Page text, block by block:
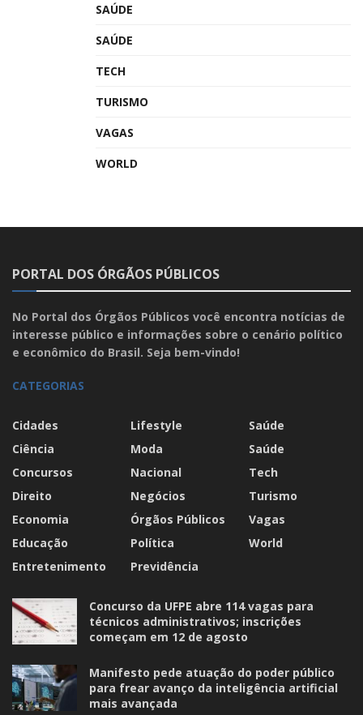
SAÚDE
SAÚDE
TECH
TURISMO
VAGAS
WORLD
PORTAL DOS ÓRGÃOS PÚBLICOS
No Portal dos Órgãos Públicos você encontra notícias de
interesse público e informações sobre o cenário político
e econômico do Brasil. Seja bem-vindo!
CATEGORIAS
Cidades
Ciência
Concursos
Direito
Economia
Educação
Entretenimento
Lifestyle
Moda
Nacional
Negócios
Órgãos Públicos
Política
Previdência
Saúde
Saúde
Tech
Turismo
Vagas
World
Concurso da UFPE abre 114 vagas para
técnicos administrativos; inscrições
começam em 12 de agosto
Manifesto pede atuação do poder público
para frear avanço da inteligência artificial
mais avançada